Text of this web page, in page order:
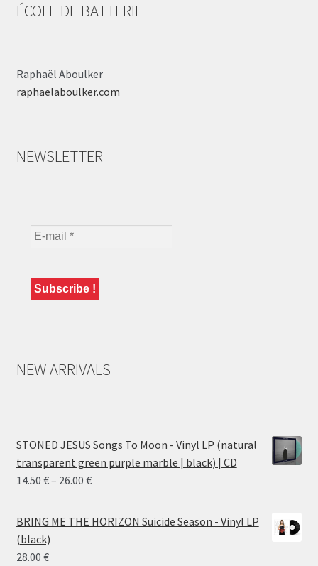
ÉCOLE DE BATTERIE
Raphaël Aboulker
raphaelaboulker.com
NEWSLETTER
NEW ARRIVALS
STONED JESUS Songs To Moon - Vinyl LP (natural
transparent green purple marble | black) | CD
14.50 €– 26.00 €Price
14.50 €
BRING ME THE HORIZON Suicide Season - Vinyl LP
(black)
28.00 €